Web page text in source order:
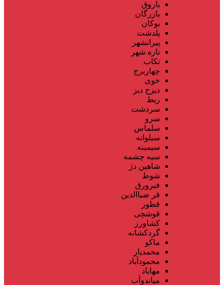
باروق
بازرگان
بوکان
پلدشت
پیرانشهر
تازه شهر
تکاب
چهاربرج
خوی
دیزج دیز
ربط
سردشت
سرو
سلماس
سیلوانه
سیمینه
سیه چشمه
شاهین دژ
شوط
فیرورق
قر ضیاالدین
قطور
قوشچی
کشاورز
گردکشانه
ماکو
محمدیار
محمودآباد
مهاباد
میاندوآب